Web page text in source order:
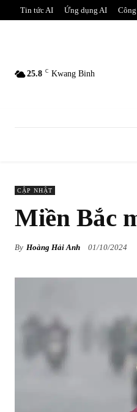
Tin tức AI Ứng dụng AI
25.8 C Kwang Binh
CẬP NHẬT
Miền Bắc
By Hoàng Hải Anh 01/10/2024